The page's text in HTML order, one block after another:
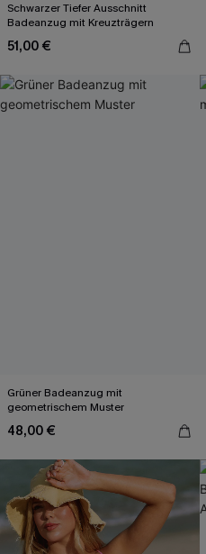
Schwarzer Tiefer Ausschnitt
Badeanzug mit Kreuzträgern
51,00 €
Grüner Badeanzug mit
geometrischem Muster
48,00 €